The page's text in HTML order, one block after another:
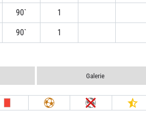
90` 1
90` 1
Galerie